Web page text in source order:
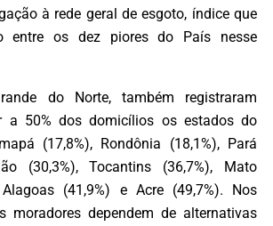
à rede geral de esgoto, índice que
entre os dez piores do País nesse
do Norte, também registraram
a 50% dos domicílios os estados do
(17,8%), Rondônia (18,1%), Pará
(30,3%), Tocantins (36,7%), Mato
Alagoas (41,9%) e Acre (49,7%). Nos
moradores dependem de alternativas